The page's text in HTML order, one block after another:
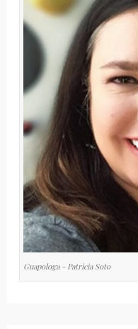
Guapologa - Patricia Soto